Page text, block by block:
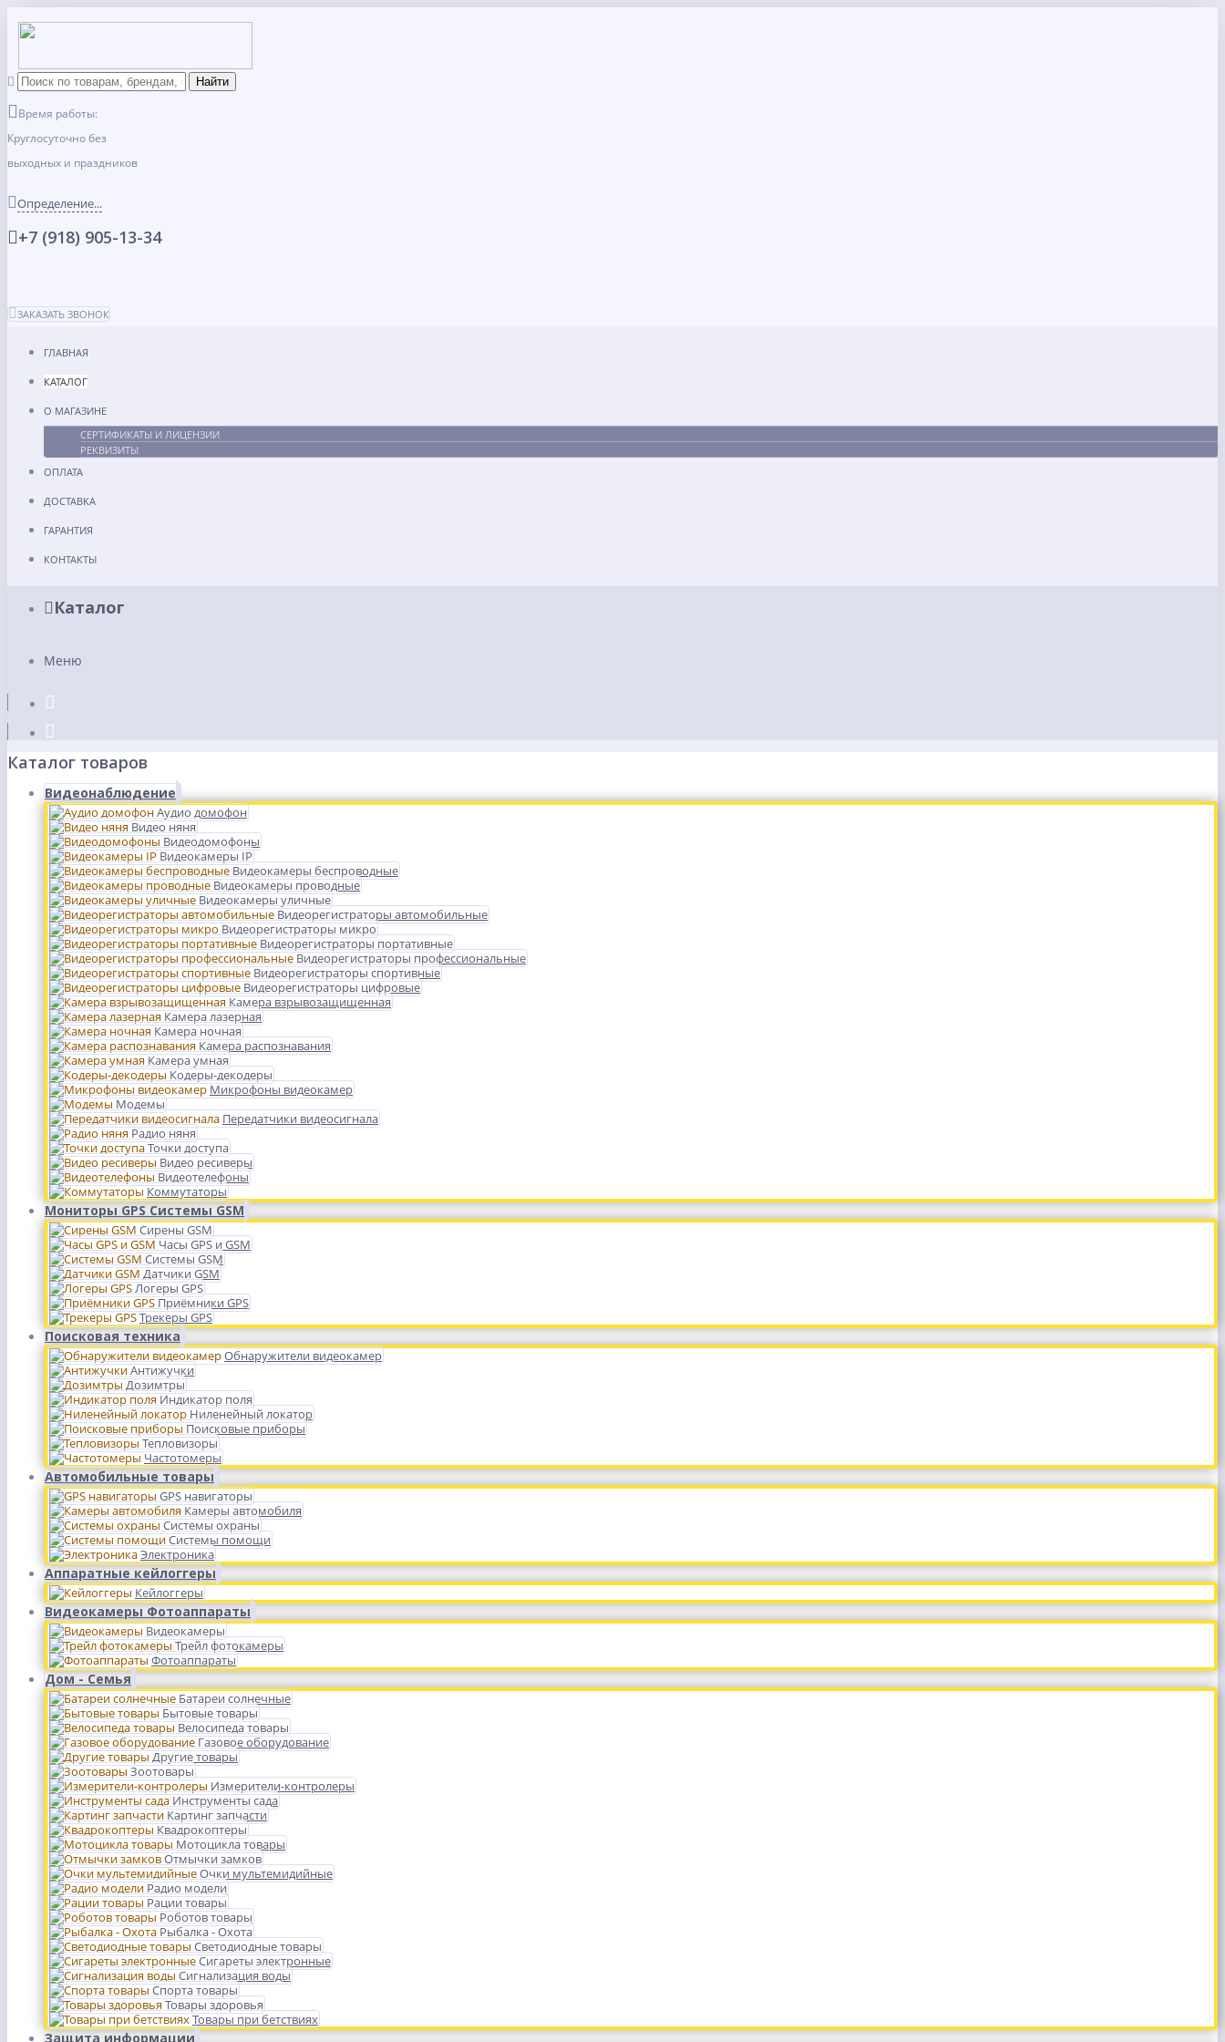
Время работы:
Круглосуточно без
выходных и праздников
Определение...
+7 (918) 905-13-34
ЗАКАЗАТЬ ЗВОНОК
ГЛАВНАЯ
КАТАЛОГ
О МАГАЗИНЕ
СЕРТИФИКАТЫ И ЛИЦЕНЗИИ
РЕКВИЗИТЫ
ОПЛАТА
ДОСТАВКА
ГАРАНТИЯ
КОНТАКТЫ
Каталог
Меню
Каталог товаров
Видеонаблюдение
Аудио домофон
Видео няня
Видеодомофоны
Видеокамеры IP
Видеокамеры беспроводные
Видеокамеры проводные
Видеокамеры уличные
Видеорегистраторы автомобильные
Видеорегистраторы микро
Видеорегистраторы портативные
Видеорегистраторы профессиональные
Видеорегистраторы спортивные
Видеорегистраторы цифровые
Камера взрывозащищенная
Камера лазерная
Камера ночная
Камера распознавания
Камера умная
Кодеры-декодеры
Микрофоны видеокамер
Модемы
Передатчики видеосигнала
Радио няня
Точки доступа
Видео ресиверы
Видеотелефоны
Коммутаторы
Мониторы GPS Системы GSM
Сирены GSM
Часы GPS и GSM
Системы GSM
Датчики GSM
Логеры GPS
Приёмники GPS
Трекеры GPS
Поисковая техника
Обнаружители видеокамер
Антижучки
Дозимтры
Индикатор поля
Ниленейный локатор
Поисковые приборы
Тепловизоры
Частотомеры
Автомобильные товары
GPS навигаторы
Камеры автомобиля
Системы охраны
Системы помощи
Электроника
Аппаратные кейлоггеры
Кейлоггеры
Видеокамеры Фотоаппараты
Видеокамеры
Трейл фотокамеры
Фотоаппараты
Дом - Семья
Батареи солнечные
Бытовые товары
Велосипеда товары
Газовое оборудование
Другие товары
Зоотовары
Измерители-контролеры
Инструменты сада
Картинг запчасти
Квадрокоптеры
Мотоцикла товары
Отмычки замков
Очки мультемидийные
Радио модели
Рации товары
Роботов товары
Рыбалка - Охота
Светодиодные товары
Сигареты электронные
Сигнализация воды
Спорта товары
Товары здоровья
Товары при бетствиях
Защита информации